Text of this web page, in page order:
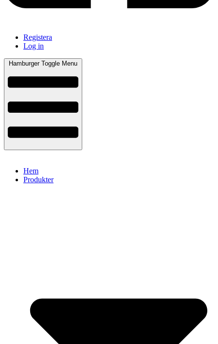
Registera
Log in
Hamburger Toggle Menu
Hem
Produkter